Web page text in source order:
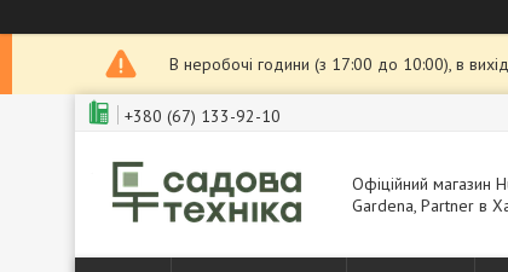
В неробочі години (з 17:00 до 10:00), в
+380 (67) 133-92-10
Офіційний магазин
Gardena, Partner в